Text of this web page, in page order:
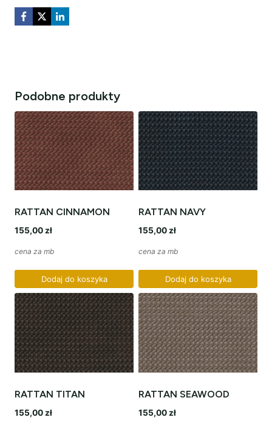
Podobne produkty
RATTAN CINNAMON
155,00 zł
cena za mb
Dodaj do koszyka
RATTAN NAVY
155,00 zł
cena za mb
Dodaj do koszyka
RATTAN TITAN
155,00 zł
RATTAN SEAWOOD
155,00 zł